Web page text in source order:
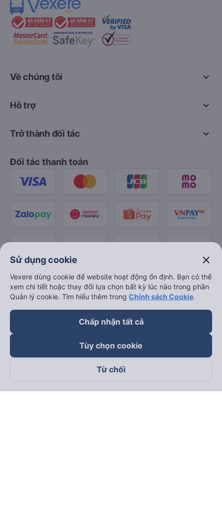
keyboard_arrow_down
Về chúng tôi
keyboard_arrow_down
Hỗ trợ
keyboard_arrow_down
Trở thành đối tác
Đối tác thanh toán
Theo dõi chúng tôi trên
Sử dụng cookie close
Vexere dùng cookie để website hoạt động ổn định. Bạn có thể
xem chi tiết hoặc thay đổi lựa chọn bất kỳ lúc nào trong phần
Quản lý cookie. Tìm hiểu thêm trong Chính sách Cookie.
Chấp nhận tất cả
Tùy chọn cookie
Từ chối